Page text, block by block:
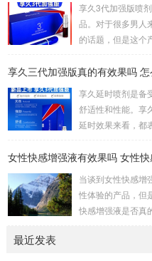
野外调教、蜡烛、
道具在使用时需要
刺激和捆绑时，要
享久3代加强版喷
品。对于很多男人
的话题，但是这个
事时间方面提供了
然后轻轻按摩，
点对我来说非常重
备，而是一个方便
享久三代加强版真的有效果吗
享久延时喷剂是备
舒适性和性能。享
延时效果来看，都
物、马鹿茸、人参
保留性生活的乐趣
0分钟左右最长有
7小时内效果最佳
女性快感增强液有效果吗 女性
当谈到女性快感增
性体验的产品，但
快感增强液是否真
最近发表